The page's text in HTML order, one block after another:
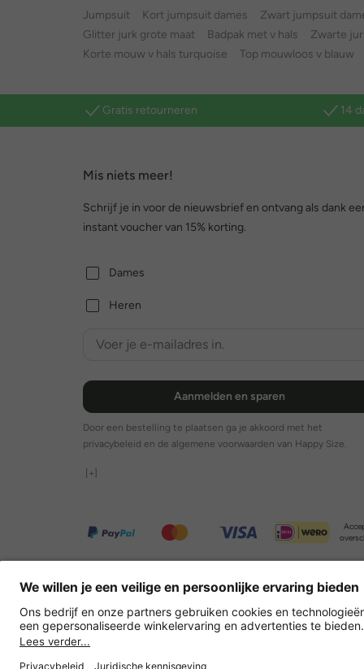
Jumpsuit Kort jumpsuit dames
Zwart jumpsuit
Glitter jurk grote maat
Badpak met v hals
Zwarte
Korte mouw v hals turquoise
Top mouwloos v blauw
Gratis retourneren 14
Mis niets meer!
Schrijf je in voor de nieuwsbrief en ontvang als dank
instant voucher van 15% korting.
Dames
Heren
Aanmelden en sparen
Door een bestelling te plaatsen ga je akkoord met het
privacybeleid en de algemene voorwaarden van Happy Size.
[+]
Overige webwinkels
Nederland